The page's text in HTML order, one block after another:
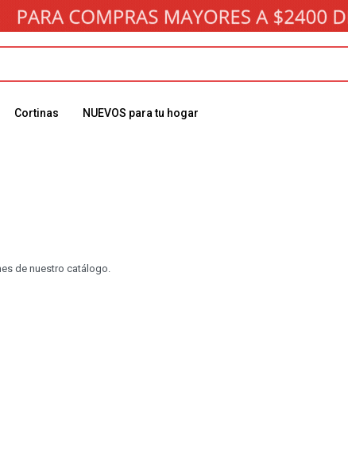
Cortinas NUEVOS para tu hogar
de nuestro catálogo.